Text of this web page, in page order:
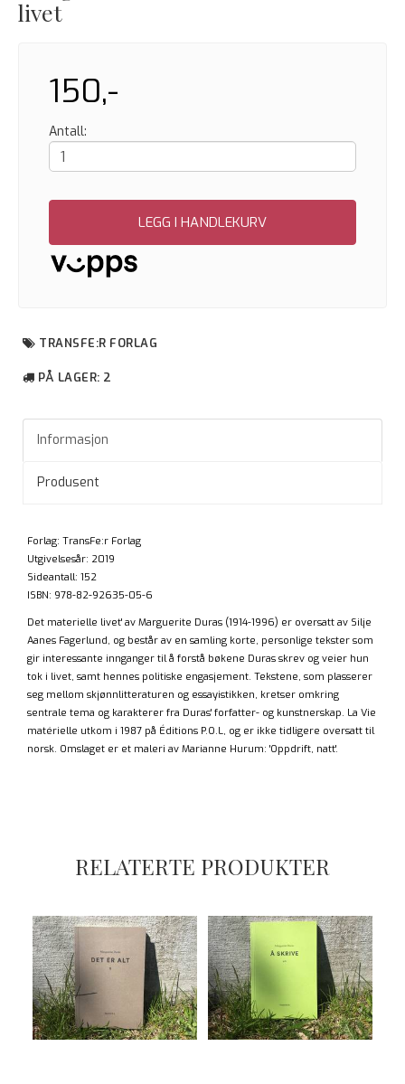
livet
150,-
Antall:
LEGG I HANDLEKURV
TRANSFE:R FORLAG
PÅ LAGER: 2
Informasjon
Produsent
Forlag: TransFe:r Forlag
Utgivelsesår: 2019
Sideantall: 152
ISBN: 978-82-92635-05-6
Det materielle livet' av Marguerite Duras (1914-1996) er oversatt av Silje
Aanes Fagerlund, og består av en samling korte, personlige tekster som
gir interessante innganger til å forstå bøkene Duras skrev og veier hun
tok i livet, samt hennes politiske engasjement. Tekstene, som plasserer
seg mellom skjønnlitteraturen og essayistikken, kretser omkring
sentrale tema og karakterer fra Duras' forfatter- og kunstnerskap. La Vie
matérielle utkom i 1987 på Éditions P.O.L, og er ikke tidligere oversatt til
norsk. Omslaget er et maleri av Marianne Hurum: 'Oppdrift, natt'.
RELATERTE PRODUKTER